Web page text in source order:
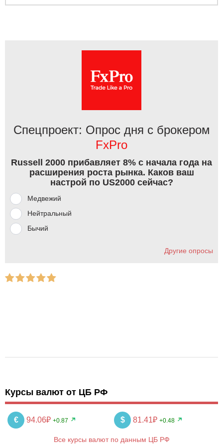
Спецпроект: Опрос дня с брокером
FxPro
Russell 2000 прибавляет 8% с начала года на
расширения роста рынка. Каков ваш
настрой по US2000 сейчас?
Медвежий
Нейтральный
Бычий
Другие опросы
Курсы валют от ЦБ РФ
€ 94.06₽ +0.87 $ 81.41₽ +0.48
Все курсы валют по данным ЦБ РФ